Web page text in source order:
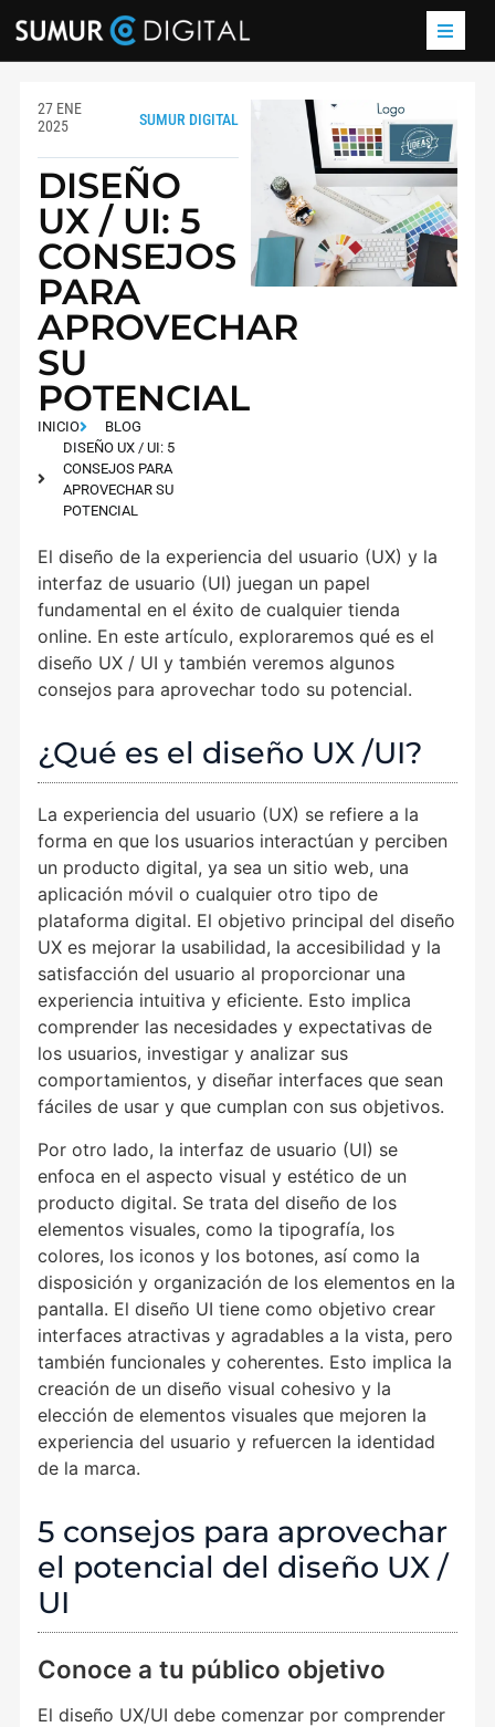
27 ENE
2025
SUMUR DIGITAL
DISEÑO
UX / UI: 5
CONSEJOS
PARA
APROVECHAR
SU
POTENCIAL
INICIO
BLOG
DISEÑO UX / UI: 5
CONSEJOS PARA
APROVECHAR SU
POTENCIAL
El diseño de la experiencia del usuario (UX) y la
interfaz de usuario (UI) juegan un papel
fundamental en el éxito de cualquier tienda
online. En este artículo, exploraremos qué es el
diseño UX / UI y también veremos algunos
consejos para aprovechar todo su potencial.
¿Qué es el diseño UX /UI?
La experiencia del usuario (UX) se refiere a la
forma en que los usuarios interactúan y perciben
un producto digital, ya sea un sitio web, una
aplicación móvil o cualquier otro tipo de
plataforma digital. El objetivo principal del diseño
UX es mejorar la usabilidad, la accesibilidad y la
satisfacción del usuario al proporcionar una
experiencia intuitiva y eficiente. Esto implica
comprender las necesidades y expectativas de
los usuarios, investigar y analizar sus
comportamientos, y diseñar interfaces que sean
fáciles de usar y que cumplan con sus objetivos.
Por otro lado, la interfaz de usuario (UI) se
enfoca en el aspecto visual y estético de un
producto digital. Se trata del diseño de los
elementos visuales, como la tipografía, los
colores, los iconos y los botones, así como la
disposición y organización de los elementos en la
pantalla. El diseño UI tiene como objetivo crear
interfaces atractivas y agradables a la vista, pero
también funcionales y coherentes. Esto implica la
creación de un diseño visual cohesivo y la
elección de elementos visuales que mejoren la
experiencia del usuario y refuercen la identidad
de la marca.
5 consejos para aprovechar
el potencial del diseño UX /
UI
Conoce a tu público objetivo
El diseño UX/UI debe comenzar por comprender